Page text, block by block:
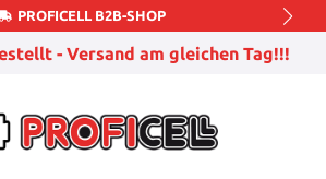
PROFICELL B2B-SHOP
- Versand am gleichen Tag!!!